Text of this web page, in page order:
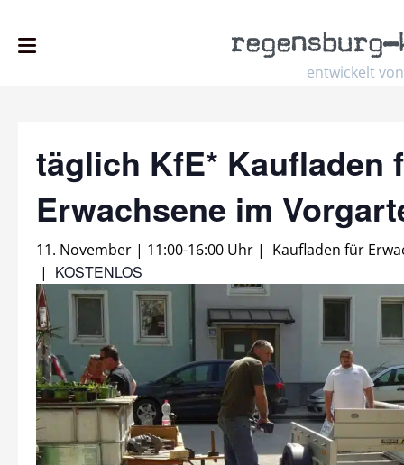
entwickelt von
regensburg–
täglich KfE* Kaufladen
Erwachsene im
11. November | 11:00-16:00 Uhr | Kaufladen für
| KOSTENLOS